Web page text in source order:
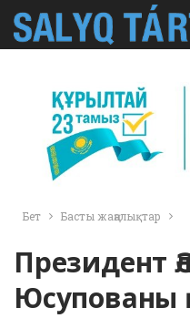
Бет Басты жаңалықтар
Президент
Юсупованы